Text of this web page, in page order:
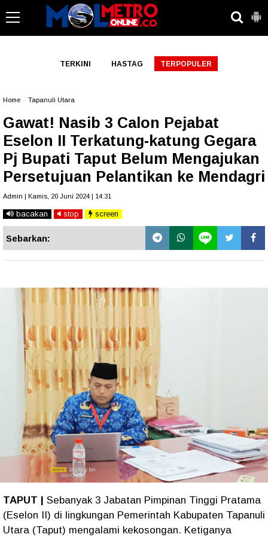
TERKINI HASTAG TERPOPULER
Home Tapanuli Utara
Gawat! Nasib 3 Calon Pejabat
Eselon II Terkatung-katung Gegara
Pj Bupati Taput Belum Mengajukan
Persetujuan Pelantikan ke Mendagri
Admin | Kamis, 20 Juni 2024 | 14:31
bacakan stop screen
Sebarkan:
TAPUT |
Sebanyak 3 Jabatan Pimpinan Tinggi Pratama
(Eselon II) di lingkungan Pemerintah Kabupaten Tapanuli
Utara (Taput) mengalami kekosongan. Ketiganya